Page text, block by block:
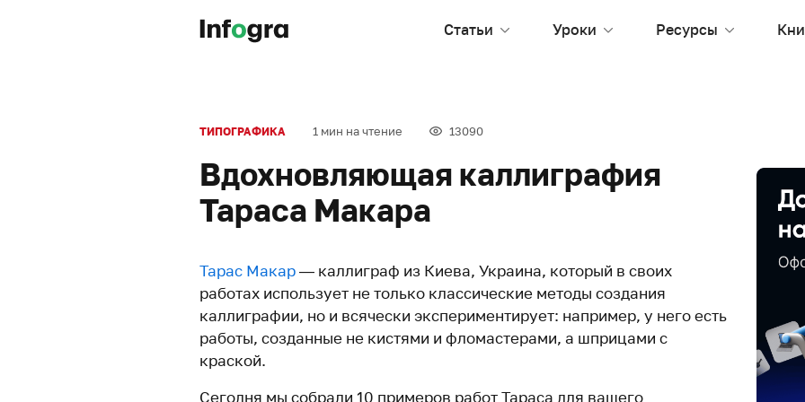
Статьи Уроки Ресурсы
ТИПОГРАФИКА 1 мин на чтение 13090
Вдохновляющая каллиграфия
Тараса Макара
Тарас Макар— каллиграф из Киева, Украина, который в своих
работах использует не только классические методы создания
каллиграфии, но и всячески экспериментирует: например, у него есть
работы, созданные не кистями и фломастерами, а шприцами с
краской.
Сегодня мы собрали 10 примеров работ Тараса для вашего